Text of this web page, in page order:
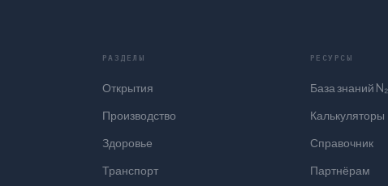
РАЗДЕЛЫ
Открытия
Производство
Здоровье
Транспорт
РЕСУРСЫ
База знаний
Калькуляторы
Справочник
Партнёрам